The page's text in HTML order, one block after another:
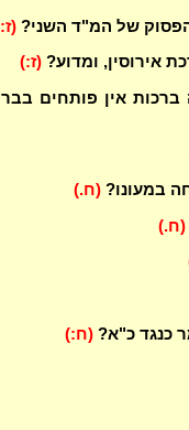
אירוסין, ומדוע?(ז:)
אין פותחים
במעונו?(ח.)
(ח.)
כנגד כ"א?(ח:)